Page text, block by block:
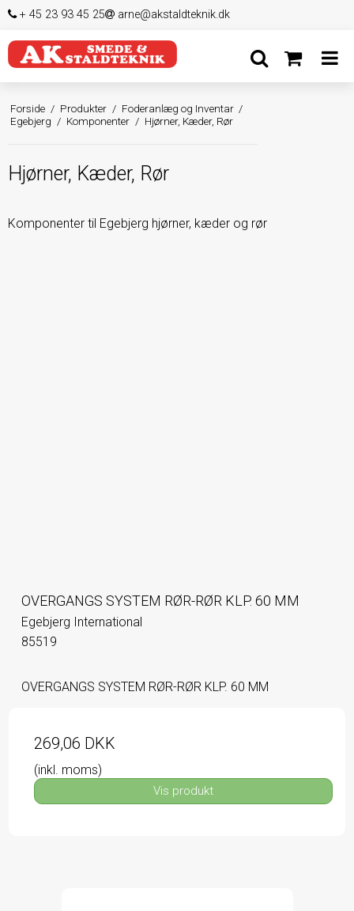
+ 45 23 93 45 25 arne@akstaldteknik.dk
Forside / Produkter / Foderanlæg og Inventar /
Egebjerg / Komponenter / Hjørner, Kæder, Rør
Hjørner, Kæder, Rør
Komponenter til Egebjerg hjørner, kæder og rør
OVERGANGS SYSTEM RØR-RØR KLP. 60 MM
Egebjerg International
85519
OVERGANGS SYSTEM RØR-RØR KLP. 60 MM
269,06 DKK
(inkl. moms)
Vis produkt